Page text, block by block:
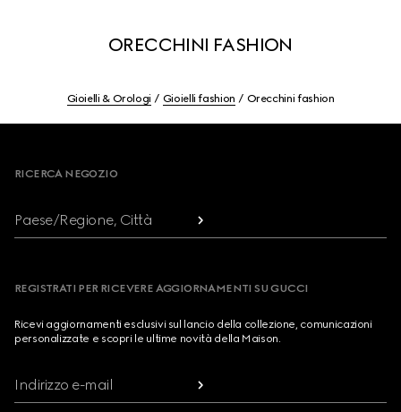
ORECCHINI FASHION
Gioielli & Orologi Gioielli fashion Orecchini fashion
RICERCA NEGOZIO
Paese/Regione, Città
REGISTRATI PER RICEVERE AGGIORNAMENTI SU GUCCI
Ricevi aggiornamenti esclusivi sul lancio della collezione, comunicazioni
personalizzate e scopri le ultime novità della Maison.
Indirizzo e-mail